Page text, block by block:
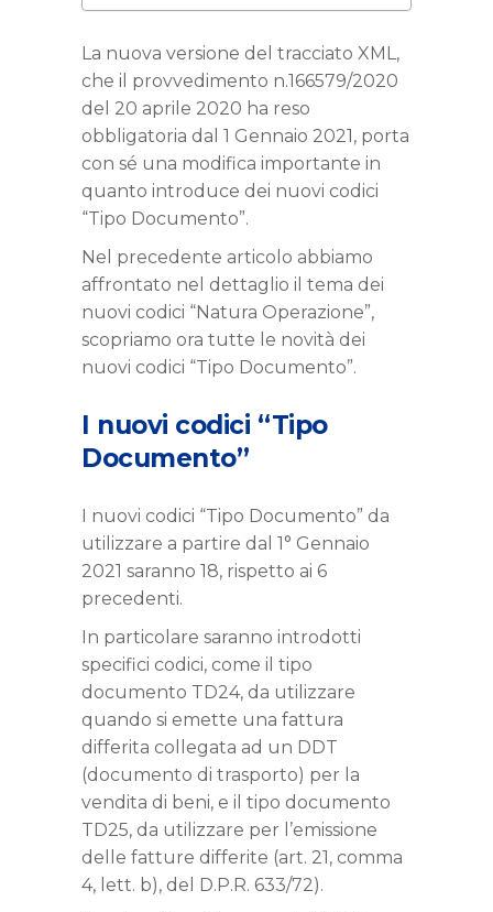
La nuova versione del tracciato XML,
che il provvedimento n.166579/2020
del 20 aprile 2020 ha reso
obbligatoria dal 1 Gennaio 2021, porta
con sé una modifica importante in
quanto introduce dei nuovi codici
“Tipo Documento”.
Nel precedente articolo abbiamo
affrontato nel dettaglio il tema dei
nuovi codici “Natura Operazione”,
scopriamo ora tutte le novità dei
nuovi codici “Tipo Documento”.
I nuovi codici “Tipo
Documento”
I nuovi codici “Tipo Documento” da
utilizzare a partire dal 1° Gennaio
2021 saranno 18, rispetto ai 6
precedenti.
In particolare saranno introdotti
specifici codici, come il tipo
documento TD24, da utilizzare
quando si emette una fattura
differita collegata ad un DDT
(documento di trasporto) per la
vendita di beni, e il tipo documento
TD25, da utilizzare per l’emissione
delle fatture differite (art. 21, comma
4, lett. b), del D.P.R. 633/72).